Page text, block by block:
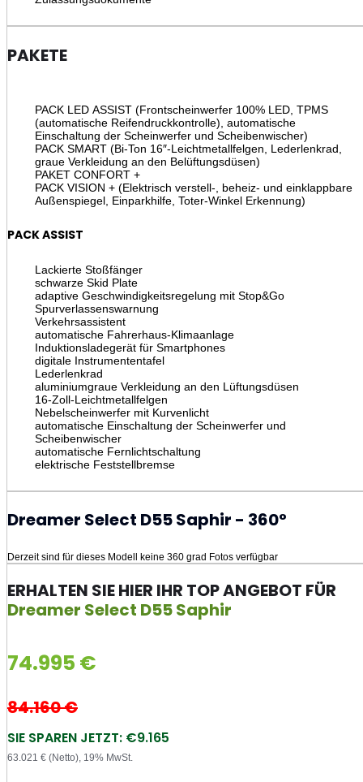
PAKETE
PACK LED ASSIST (Frontscheinwerfer 100% LED, TPMS
(automatische Reifendruckkontrolle), automatische
Einschaltung der Scheinwerfer und Scheibenwischer)
PACK SMART (Bi-Ton 16″-Leichtmetallfelgen, Lederlenkrad,
graue Verkleidung an den Belüftungsdüsen)
PAKET CONFORT +
PACK VISION + (Elektrisch verstell-, beheiz- und einklappbare
Außenspiegel, Einparkhilfe, Toter-Winkel Erkennung)
PACK ASSIST
Lackierte Stoßfänger
schwarze Skid Plate
adaptive Geschwindigkeitsregelung mit Stop&Go
Spurverlassenswarnung
Verkehrsassistent
automatische Fahrerhaus-Klimaanlage
Induktionsladegerät für Smartphones
digitale Instrumententafel
Lederlenkrad
aluminiumgraue Verkleidung an den Lüftungsdüsen
16-Zoll-Leichtmetallfelgen
Nebelscheinwerfer mit Kurvenlicht
automatische Einschaltung der Scheinwerfer und
Scheibenwischer
automatische Fernlichtschaltung
elektrische Feststellbremse
Dreamer Select D55 Saphir - 360°
Derzeit sind für dieses Modell keine 360 grad Fotos verfügbar
ERHALTEN SIE HIER IHR TOP ANGEBOT FÜR
Dreamer Select D55 Saphir
74.995 €
84.160€
SIE SPAREN JETZT: €9.165
63.021 € (Netto), 19% MwSt.